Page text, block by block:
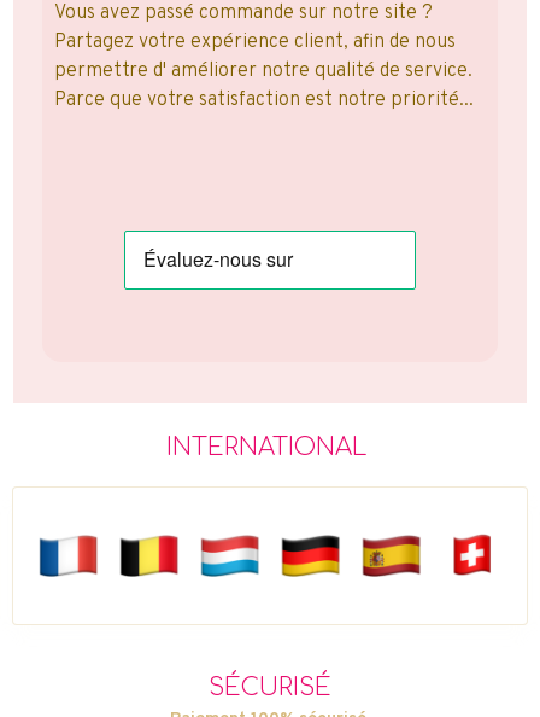
Vous avez passé commande sur notre site ?
Partagez votre expérience client, afin de nous
permettre d' améliorer notre qualité de service.
Parce que votre satisfaction est notre priorité...
INTERNATIONAL
SÉCURISÉ